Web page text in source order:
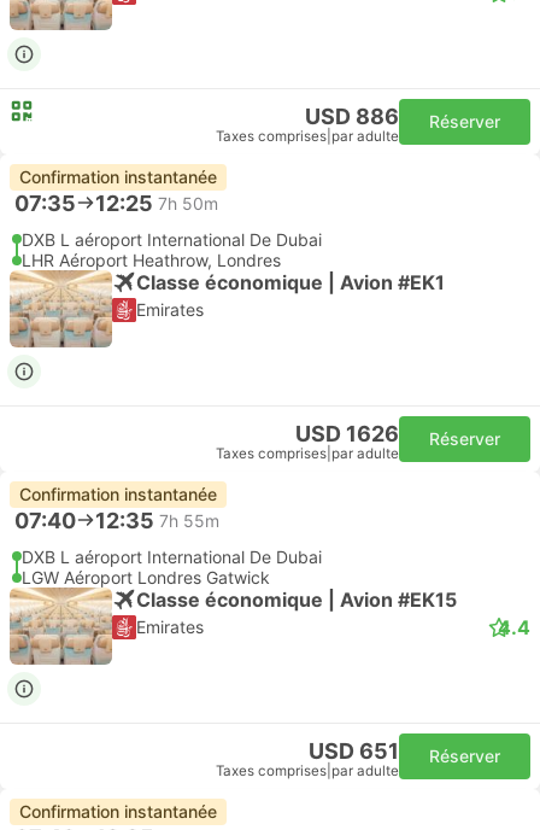
USD 886
Taxes comprises par adulte
Réserver
Confirmation instantanée
07:35 12:25 7h 50m
DXB L aéroport International De Dubai
LHR Aéroport Heathrow, Londres
Classe économique | Avion #EK1
Emirates
USD 1626
Taxes comprises par adulte
Réserver
Confirmation instantanée
07:40 12:35 7h 55m
DXB L aéroport International De Dubai
LGW Aéroport Londres Gatwick
Classe économique | Avion #EK15
Emirates 4.4
USD 651
Taxes comprises par adulte
Réserver
Confirmation instantanée